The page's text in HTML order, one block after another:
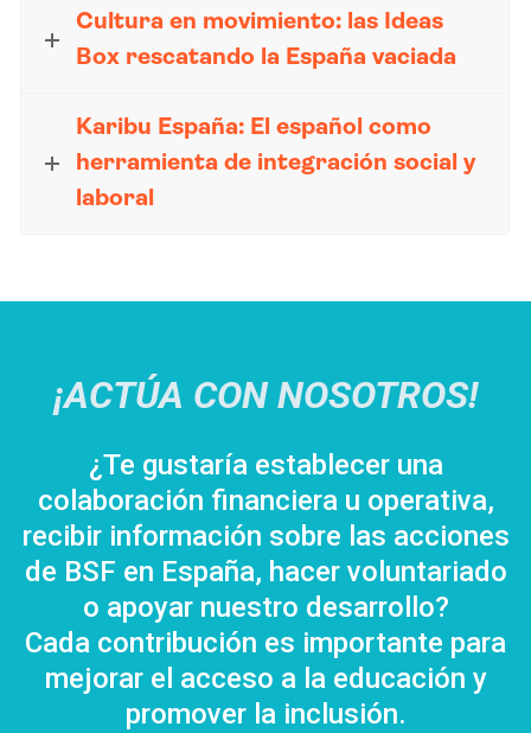
Cultura en movimiento: las Ideas
Box rescatando la España vaciada
Karibu España: El español como
herramienta de integración social y
laboral
¡ACTÚA CON NOSOTROS!
¿Te gustaría establecer una
colaboración financiera u operativa,
recibir información sobre las acciones
de BSF en España, hacer voluntariado
o apoyar nuestro desarrollo?
Cada contribución es importante para
mejorar el acceso a la educación y
promover la inclusión.